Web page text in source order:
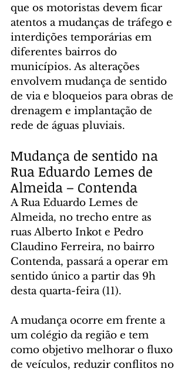
que os motoristas devem ficar
atentos a mudanças de tráfego e
interdições temporárias em
diferentes bairros do
municípios. As alterações
envolvem mudança de sentido
de via e bloqueios para obras de
drenagem e implantação de
rede de águas pluviais.
Mudança de sentido na
Rua Eduardo Lemes de
Almeida – Contenda
A Rua Eduardo Lemes de
Almeida, no trecho entre as
ruas Alberto Inkot e Pedro
Claudino Ferreira, no bairro
Contenda, passará a operar em
sentido único a partir das 9h
desta quarta-feira (11).
A mudança ocorre em frente a
um colégio da região e tem
como objetivo melhorar o fluxo
de veículos, reduzir conflitos no